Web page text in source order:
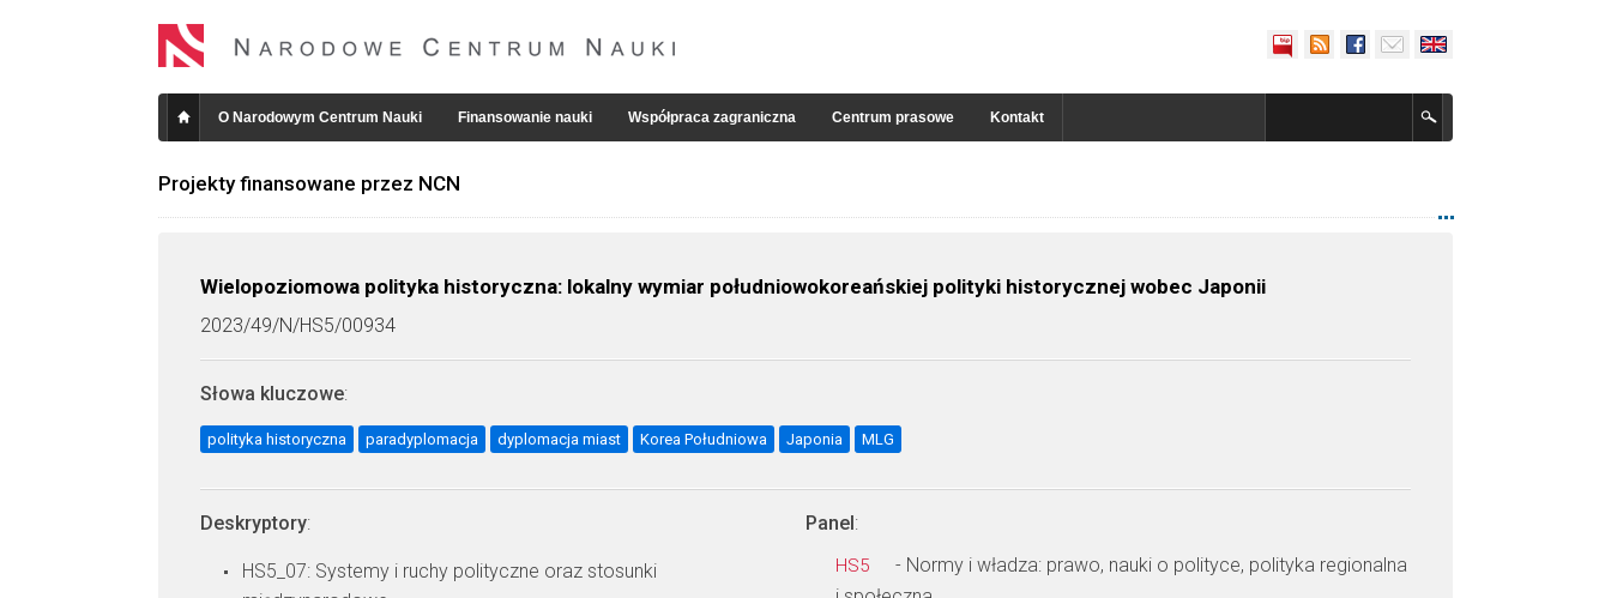
O Narodowym Centrum Nauki Finansowanie nauki Współpraca zagraniczna Centrum prasowe Kontakt
Projekty finansowane przez NCN
Wielopoziomowa polityka historyczna: lokalny wymiar południowokoreańskiej polityki historycznej wobec Japonii
2023/49/N/HS5/00934
Słowa kluczowe:
polityka historyczna paradyplomacja dyplomacja miast Korea Południowa Japonia MLG
Deskryptory:
HS5_07: Systemy i ruchy polityczne oraz stosunki
Panel:
HS5
- Normy i władza: prawo, nauki o polityce, polityka regionalna